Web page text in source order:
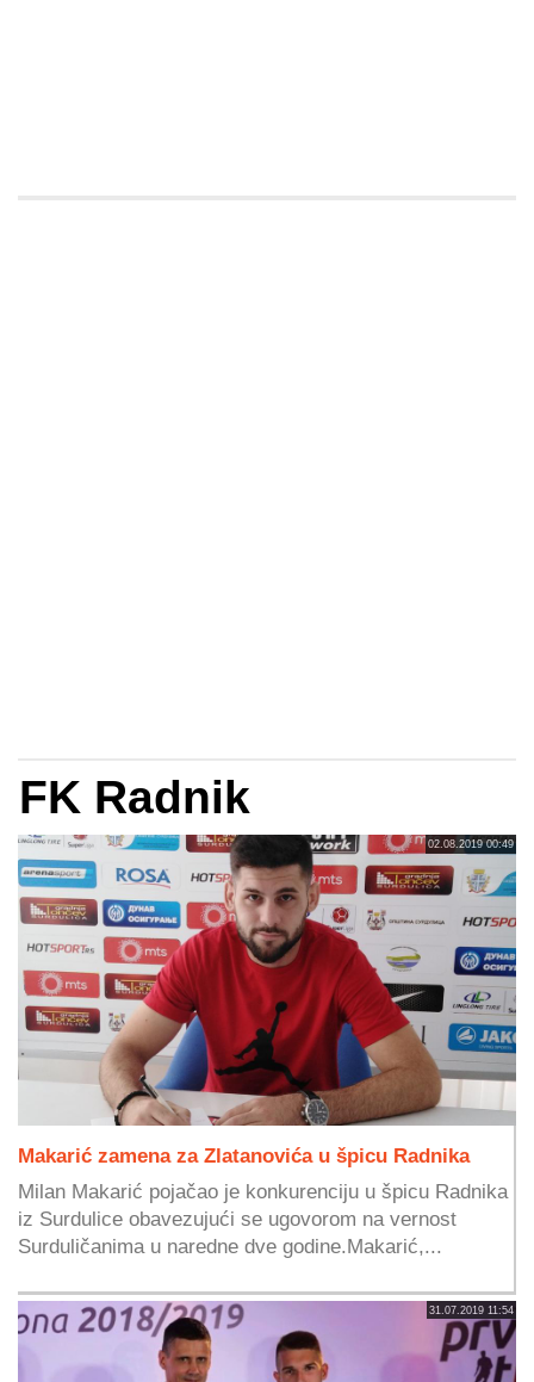
FK Radnik
02.08.2019 00:49
Makarić zamena za Zlatanovića u špicu Radnika
Milan Makarić pojačao je konkurenciju u špicu Radnika
iz Surdulice obavezujući se ugovorom na vernost
Surduličanima u naredne dve godine.Makarić,...
31.07.2019 11:54